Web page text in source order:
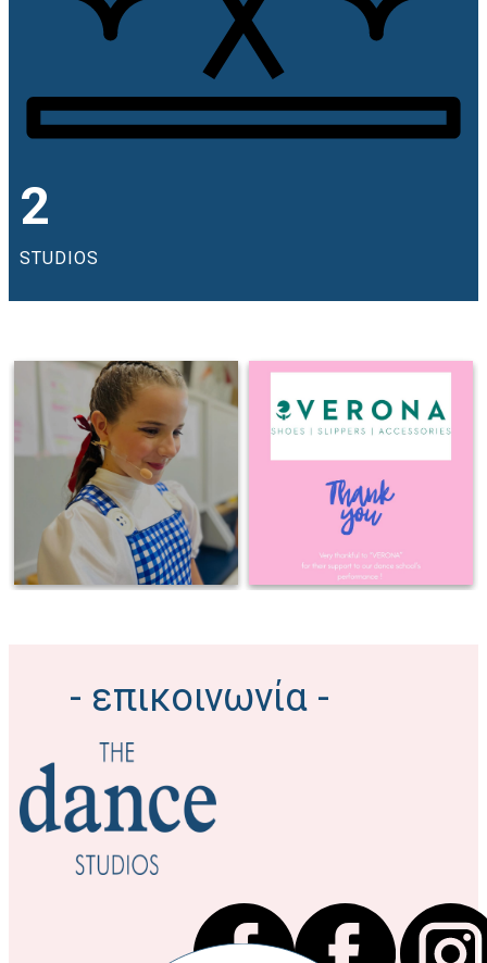
2
STUDIOS
99
Thank you little girl for performing
with grace, confidence, and heart !
Your talent speaks for itself, but
it’s your professionalism,
kindness, and joy you brought to
stage that really matters ! So
proud of you ! Keep shining and
keep dreaming !
#the_dance_studios #dancelife
#dancer #ballet #balletdancer
28
0
Grateful for supporting our dance
@verona.shoes #thedancestudios
#sponsorships
#danceperformance💃🏻💫⭐️
- επικοινωνία -